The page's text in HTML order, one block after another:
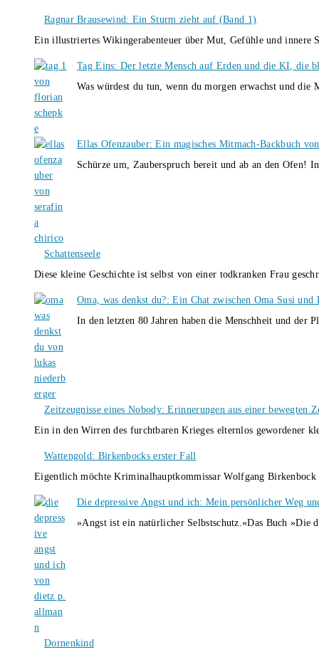
Ragnar Brausewind: Ein Sturm zieht auf (Band 1)
Ein illustriertes Wikingerabenteuer über Mut, Gefühle und
Tag Eins: Der letzte Mensch auf Erden und die KI, die
Was würdest du tun, wenn du morgen erwachst und
Ellas Ofenzauber: Ein magisches Mitmach-Backbuch
Schürze um, Zauberspruch bereit und ab an den Ofen!
Schattenseele
Diese kleine Geschichte ist selbst von einer todkranken Frau
Oma, was denkst du?: Ein Chat zwischen Oma Susi
In den letzten 80 Jahren haben die Menschheit und
Zeitzeugnisse eines Nobody: Erinnerungen aus einer bewegten
Ein in den Wirren des furchtbaren Krieges elternlos gewordener
Wattengold: Birkenbocks erster Fall
Eigentlich möchte Kriminalhauptkommissar Wolfgang
Die depressive Angst und ich: Mein persönlicher Weg
»Angst ist ein natürlicher Selbstschutz.«Das Buch
Dornenkind